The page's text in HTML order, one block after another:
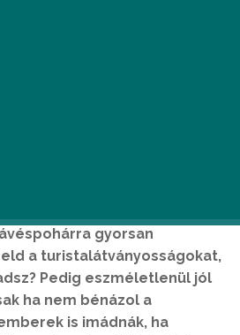
gyorsan
a turistalátványosságokat,
Pedig eszméletlenül jól
ha nem bénázol a
is imádnák, ha